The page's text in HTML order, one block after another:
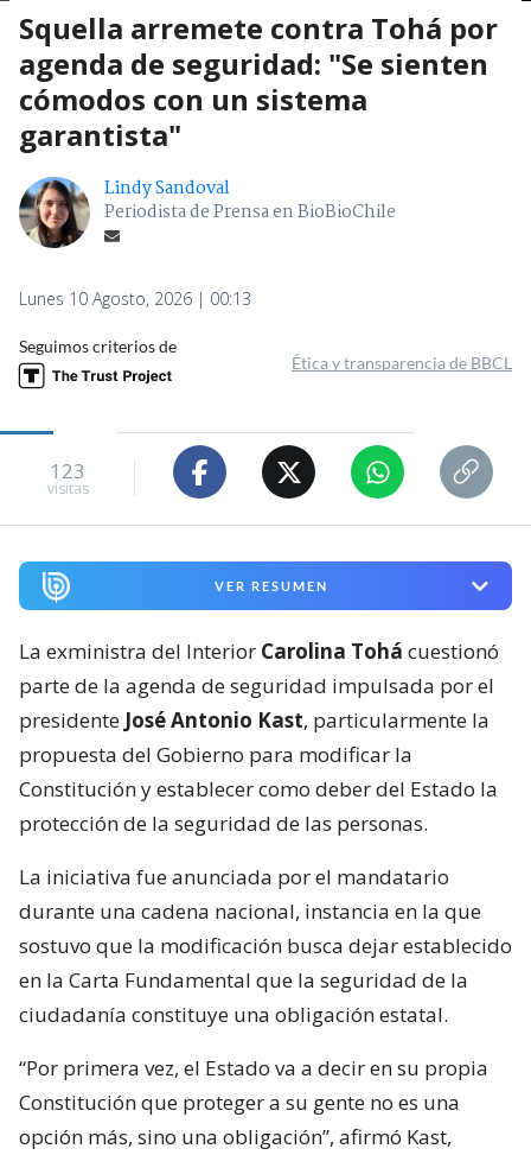
Squella arremete contra Tohá por
agenda de seguridad: "Se sienten
cómodos con un sistema
garantista"
Lindy Sandoval
Periodista de Prensa en BioBioChile
Lunes 10 Agosto, 2026 | 00:13
Seguimos criterios de
Ética y transparencia de BBCL
123
visitas
VER RESUMEN
La exministra del Interior Carolina Tohá cuestionó
parte de la agenda de seguridad impulsada por el
presidente José Antonio Kast, particularmente la
propuesta del Gobierno para modificar la
Constitución y establecer como deber del Estado la
protección de la seguridad de las personas.
La iniciativa fue anunciada por el mandatario
durante una cadena nacional, instancia en la que
sostuvo que la modificación busca dejar establecido
en la Carta Fundamental que la seguridad de la
ciudadanía constituye una obligación estatal.
“Por primera vez, el Estado va a decir en su propia
Constitución que proteger a su gente no es una
opción más, sino una obligación”, afirmó Kast,